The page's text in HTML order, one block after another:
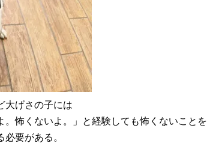
大げさの子には
怖くないよ。」と経験しても怖くないことを
要がある。